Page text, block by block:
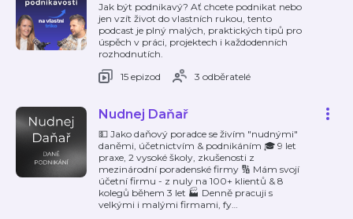
Jak být podnikavý? Ať chcete podnikat nebo
jen vzít život do vlastních rukou, tento
podcast je plný malých, praktických tipů pro
úspěch v práci, projektech i každodenních
rozhodnutích.
15 epizod
3 odběratelé
Nudnej Daňař
💵 Jako daňový poradce se živím "nudnými"
daněmi, účetnictvím & podnikáním 🎓 9 let
praxe, 2 vysoké školy, zkušenosti z
mezinárodní poradenské firmy 🔢 Mám svojí
účetní firmu - z nuly na 100+ klientů & 8
kolegů během 3 let 🏭 Denně pracuji s
velkými i malými firmami, fy…